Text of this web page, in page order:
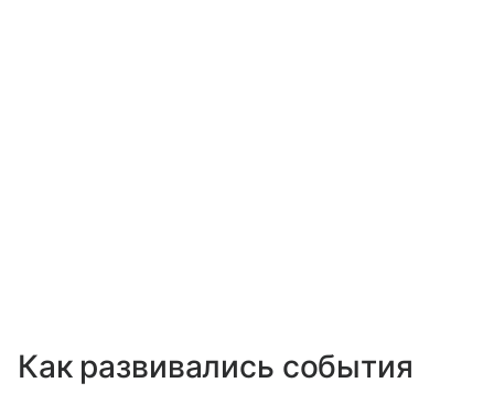
Как развивались события